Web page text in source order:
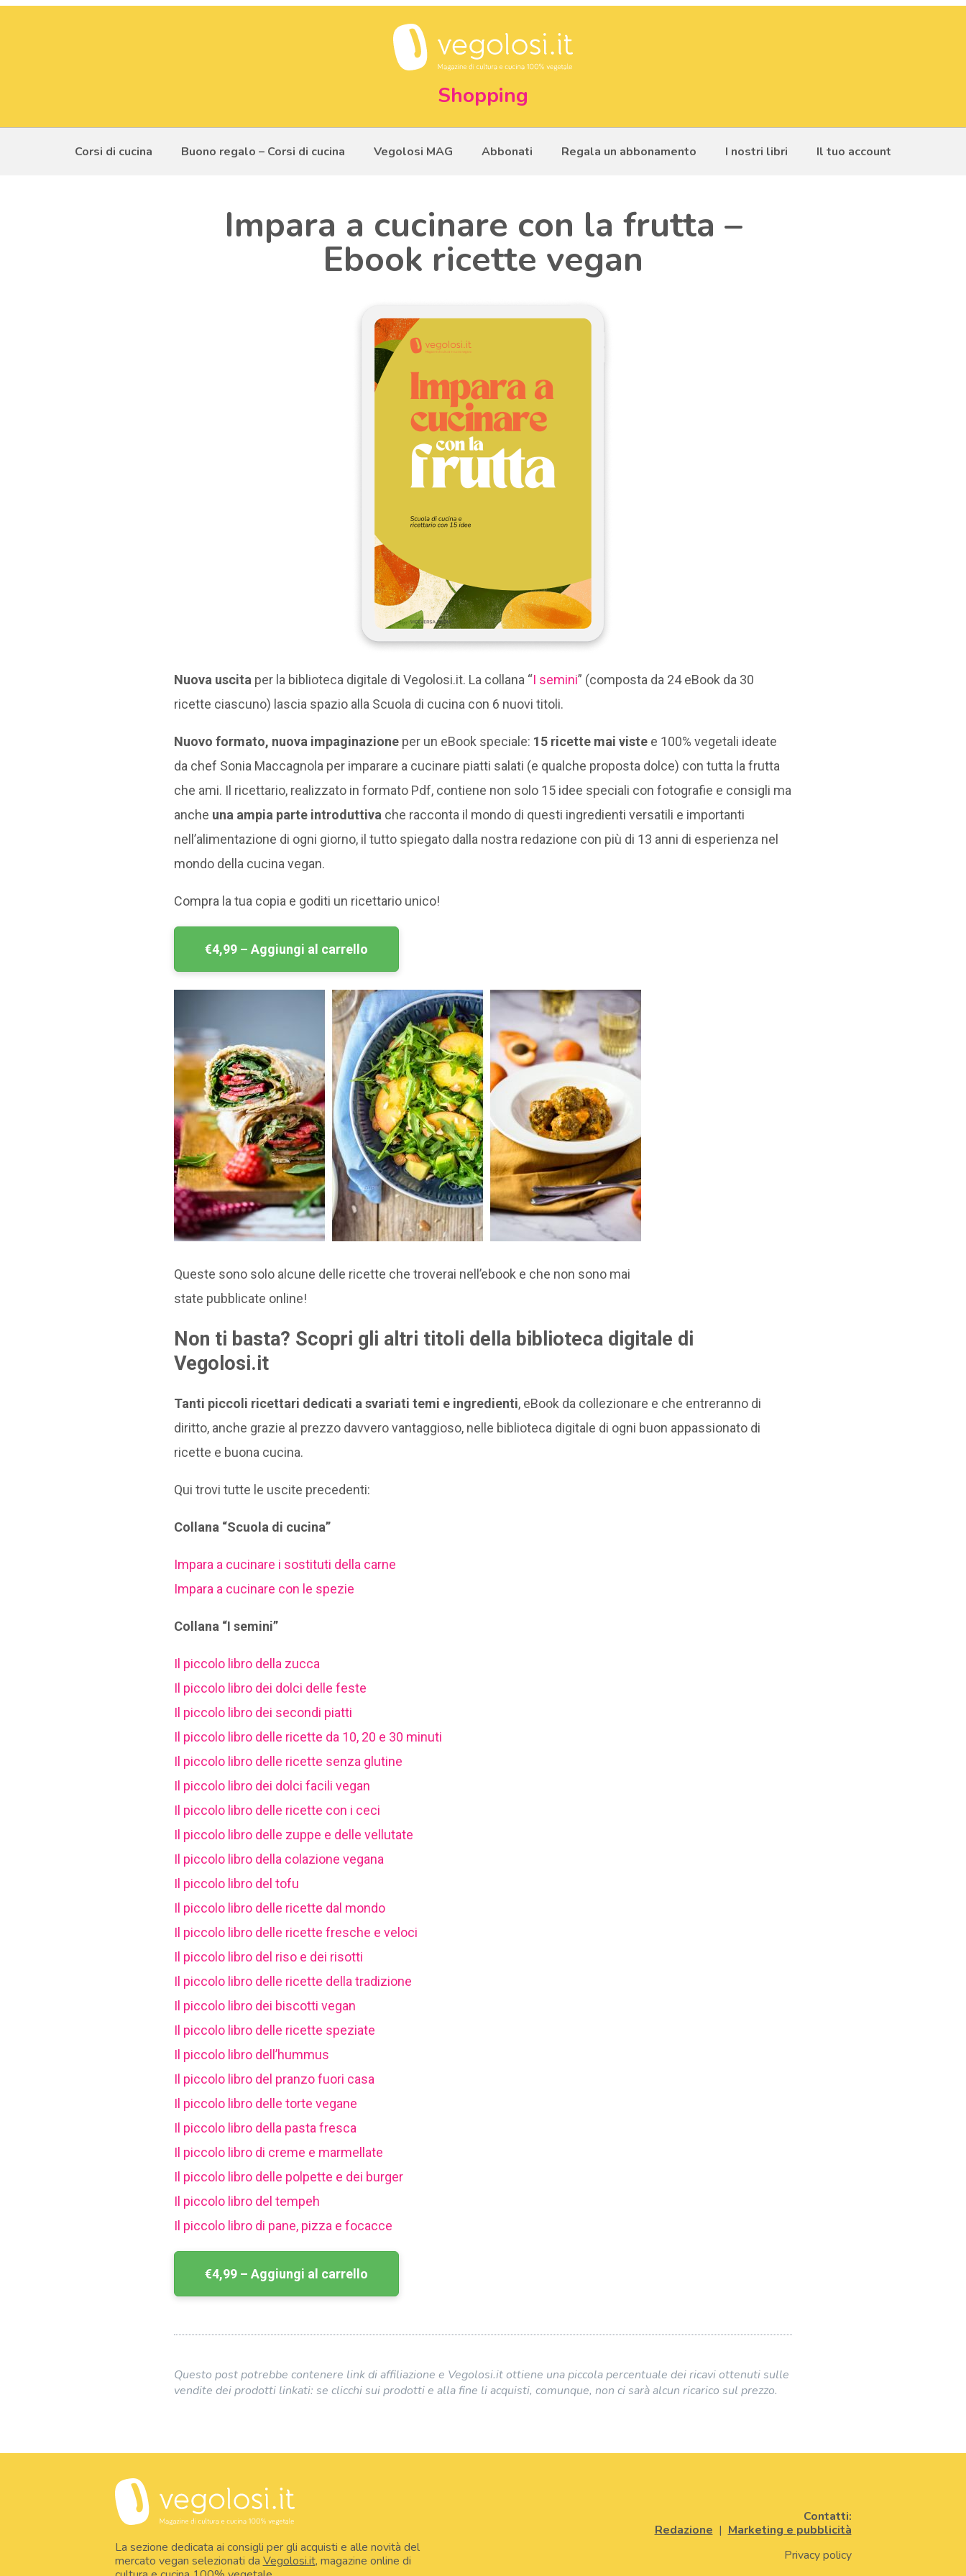
Shopping
Corsi di cucina Buono regalo – Corsi di cucina Vegolosi MAG Abbonati Regala un abbonamento I nostri libri Il tuo account
Impara a cucinare con la frutta –
Ebook ricette vegan
Nuova uscita per la biblioteca digitale di Vegolosi.it. La collana “I semini” (composta da 24 eBook da 30
ricette ciascuno) lascia spazio alla Scuola di cucina con 6 nuovi titoli.
Nuovo formato, nuova impaginazione per un eBook speciale: 15 ricette mai viste e 100% vegetali ideate
da chef Sonia Maccagnola per imparare a cucinare piatti salati (e qualche proposta dolce) con tutta la frutta
che ami. Il ricettario, realizzato in formato Pdf, contiene non solo 15 idee speciali con fotografie e consigli ma
anche una ampia parte introduttiva che racconta il mondo di questi ingredienti versatili e importanti
nell’alimentazione di ogni giorno, il tutto spiegato dalla nostra redazione con più di 13 anni di esperienza nel
mondo della cucina vegan.
Compra la tua copia e goditi un ricettario unico!
€4,99 – Aggiungi al carrello
Queste sono solo alcune delle ricette che troverai nell’ebook e che non sono mai
state pubblicate online!
Non ti basta? Scopri gli altri titoli della biblioteca digitale di
Vegolosi.it
Tanti piccoli ricettari dedicati a svariati temi e ingredienti, eBook da collezionare e che entreranno di
diritto, anche grazie al prezzo davvero vantaggioso, nelle biblioteca digitale di ogni buon appassionato di
ricette e buona cucina.
Qui trovi tutte le uscite precedenti:
Collana “Scuola di cucina”
Impara a cucinare i sostituti della carne
Impara a cucinare con le spezie
Collana “I semini”
Il piccolo libro della zucca
Il piccolo libro dei dolci delle feste
Il piccolo libro dei secondi piatti
Il piccolo libro delle ricette da 10, 20 e 30 minuti
Il piccolo libro delle ricette senza glutine
Il piccolo libro dei dolci facili vegan
Il piccolo libro delle ricette con i ceci
Il piccolo libro delle zuppe e delle vellutate
Il piccolo libro della colazione vegana
Il piccolo libro del tofu
Il piccolo libro delle ricette dal mondo
Il piccolo libro delle ricette fresche e veloci
Il piccolo libro del riso e dei risotti
Il piccolo libro delle ricette della tradizione
Il piccolo libro dei biscotti vegan
Il piccolo libro delle ricette speziate
Il piccolo libro dell’hummus
Il piccolo libro del pranzo fuori casa
​Il piccolo libro delle torte vegane
Il piccolo libro della pasta fresca
Il piccolo libro di creme e marmellate
Il piccolo libro delle polpette e dei burger
Il piccolo libro del tempeh
Il piccolo libro di pane, pizza e focacce
€4,99 – Aggiungi al carrello
Questo post potrebbe contenere link di affiliazione e Vegolosi.it ottiene una piccola percentuale dei ricavi ottenuti sulle
vendite dei prodotti linkati: se clicchi sui prodotti e alla fine li acquisti, comunque, non ci sarà alcun ricarico sul prezzo.
La sezione dedicata ai consigli per gli acquisti e alle novità del
mercato vegan selezionati da Vegolosi.it, magazine online di
Contatti:
Redazione | Marketing e pubblicità
Privacy policy